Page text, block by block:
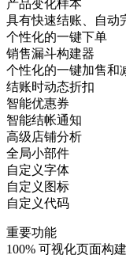
产品变化样本
具有快速结账、自动
个性化的一键下单
销售漏斗构建器
个性化的一键加售和
结账时动态折扣
智能优惠券
智能结帐通知
高级店铺分析
全局小部件
自定义字体
自定义图标
自定义代码
重要功能
100% 可视化页面构